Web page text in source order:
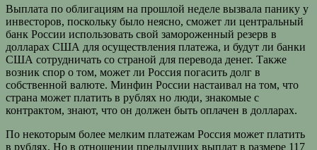
Выплата по облигациям на прошлой неделе вызвала панику у
инвесторов, поскольку было неясно, сможет ли центральный
банк России использовать свой замороженный резерв в
долларах США для осуществления платежа, и будут ли банки
США сотрудничать со страной для перевода денег. Также
возник спор о том, может ли Россия погасить долг в
собственной валюте. Минфин России настаивал на том, что
страна может платить в рублях но люди, знакомые с
контрактом, знают, что он должен быть оплачен в долларах.
По некоторым более мелким платежам Россия может платить
в рублях. Но в отношении предыдущих выплат в размере 117